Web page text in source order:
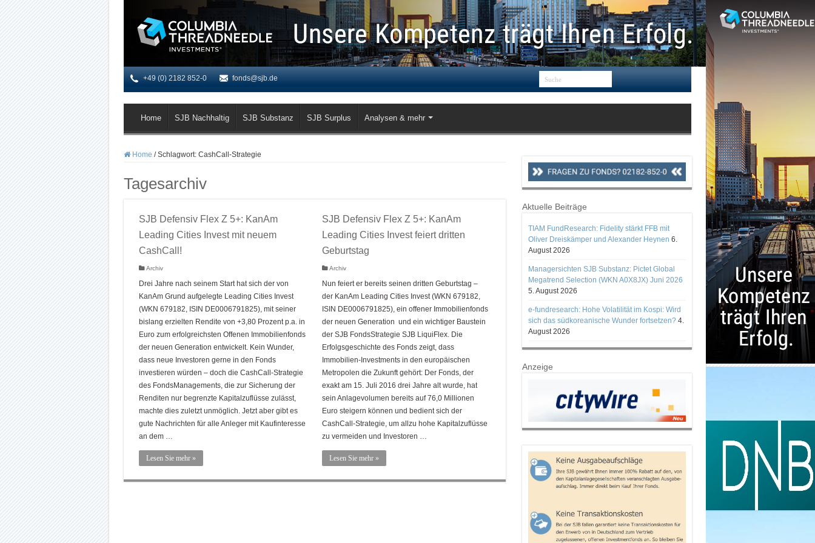
+49 (0) 2182 852-0 fonds@sjb.de
Home SJB Nachhaltig SJB Substanz SJB Surplus Analysen & mehr
Home / Schlagwort: CashCall-Strategie
Tagesarchiv
SJB Defensiv Flex Z 5+: KanAm
Leading Cities Invest mit neuem
CashCall!
Archiv
Drei Jahre nach seinem Start hat sich der von
KanAm Grund aufgelegte Leading Cities Invest
(WKN 679182, ISIN DE0006791825), mit seiner
bislang erzielten Rendite von +3,80 Prozent p.a. in
Euro zum erfolgreichsten Offenen Immobilienfonds
der neuen Generation entwickelt. Kein Wunder,
dass neue Investoren gerne in den Fonds
investieren würden – doch die CashCall-Strategie
des FondsManagements, die zur Sicherung der
Renditen nur begrenzte Kapitalzuflüsse zulässt,
machte dies zuletzt unmöglich. Jetzt aber gibt es
gute Nachrichten für alle Anleger mit Kaufinteresse
an dem …
Lesen Sie mehr »
SJB Defensiv Flex Z 5+: KanAm
Leading Cities Invest feiert dritten
Geburtstag
Archiv
Nun feiert er bereits seinen dritten Geburtstag –
der KanAm Leading Cities Invest (WKN 679182,
ISIN DE0006791825), ein offener Immobilienfonds
der neuen Generation und ein wichtiger Baustein
der SJB FondsStrategie SJB LiquiFlex. Die
Erfolgsgeschichte des Fonds zeigt, dass
Immobilien-Investments in den europäischen
Metropolen die Zukunft gehört: Der Fonds, der
exakt am 15. Juli 2016 drei Jahre alt wurde, hat
sein Anlagevolumen bereits auf 76,0 Millionen
Euro steigern können und bedient sich der
CashCall-Strategie, um allzu hohe Kapitalzuflüsse
zu vermeiden und Investoren …
Lesen Sie mehr »
Aktuelle Beiträge
TIAM FundResearch: Fidelity stärkt FFB mit
Oliver Dreiskämper und Alexander Heynen 6.
August 2026
Managersichten SJB Substanz: Pictet Global
Megatrend Selection (WKN A0X8JX) Juni 2026
5. August 2026
e-fundresearch: Hohe Volatilität im Kospi: Wird
sich das südkoreanische Wunder fortsetzen? 4.
August 2026
Anzeige